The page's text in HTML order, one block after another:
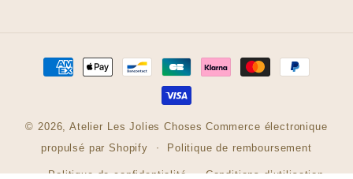
Moyens
© 2026,Atelier Les Jolies Choses Commerce électronique
propulsé par Shopify
Politique de remboursement
Politique de confidentialité Conditions d’utilisation